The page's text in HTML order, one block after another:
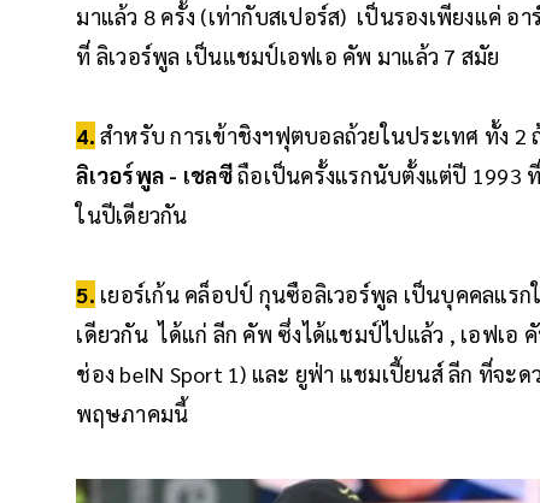
มาแล้ว 8 ครั้ง (เท่ากับสเปอร์ส) เป็นรองเพียงแค่
ที่ ลิเวอร์พูล เป็นแชมป์เอฟเอ คัพ มาแล้ว 7 สมัย
4. สำหรับ การเข้าชิงฯฟุตบอลถ้วยในประเทศ ทั้ง
ลิเวอร์พูล - เชลซีถือเป็นครั้งแรกนับตั้งแต่ปี 1993
ในปีเดียวกัน
5. เยอร์เก้น คล็อปป์ กุนซือลิเวอร์พูล เป็นบุคคลแร
เดียวกัน ได้แก่ ลีก คัพ ซึ่งได้แชมป์ไปแล้ว , เอฟเอ
ช่อง beIN Sport 1) และ ยูฟ่า แชมเปี้ยนส์ ลีก ที่จะ
พฤษภาคมนี้